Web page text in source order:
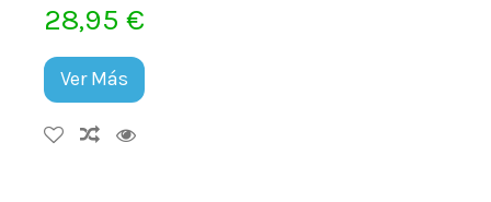
28,95 €
Ver Más